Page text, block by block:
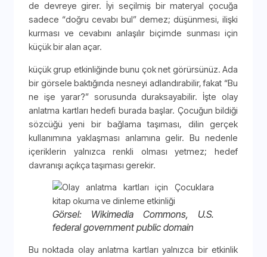
de devreye girer. İyi seçilmiş bir materyal çocuğa
sadece “doğru cevabı bul” demez; düşünmesi, ilişki
kurması ve cevabını anlaşılır biçimde sunması için
küçük bir alan açar.
küçük grup etkinliğinde bunu çok net görürsünüz. Ada
bir görsele baktığında nesneyi adlandırabilir, fakat “Bu
ne işe yarar?” sorusunda duraksayabilir. İşte olay
anlatma kartları hedefi burada başlar. Çocuğun bildiği
sözcüğü yeni bir bağlama taşıması, dilin gerçek
kullanımına yaklaşması anlamına gelir. Bu nedenle
içeriklerin yalnızca renkli olması yetmez; hedef
davranışı açıkça taşıması gerekir.
Görsel: Wikimedia Commons, U.S.
federal government public domain
Bu noktada olay anlatma kartları yalnızca bir etkinlik